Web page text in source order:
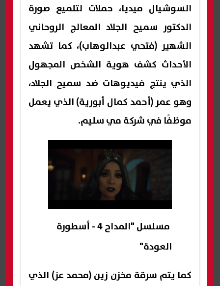
السوشيال ميديا، حملات لتلميع صورة
الدكتور سميح الجلاد المعالج الروحاني
الشهير (فتحي عبدالوهاب)، كما تشهد
الأحداث كشف هوية الشخص المجهول
الذي ينتج فيديوهات ضد سميح الجلاد،
وهو عمر (أحمد كمال أبورية) الذي يعمل
موظفًا في شركة مي سليم.
مسلسل "المداح 4 - أسطورة
العودة"
كما يتم سرقة مخزن زين (محمد عز) الذي